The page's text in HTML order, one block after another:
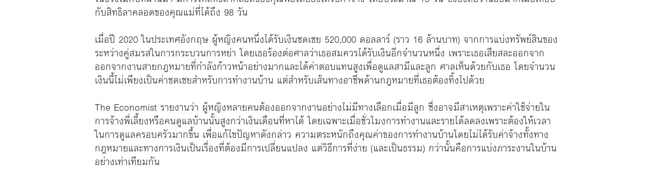
กับสิทธิลาคลอดของคุณแม่ที่ได้ถึง 98 วัน
เมื่อปี 2020 ในประเทศอังกฤษ ผู้หญิงคนหนึ่งได้รับเงินชดเชย 520,000 ดอลลาร์ (ราว 16 ล้านบาท) จากการแบ่งทรัพย์สินของ
ระหว่างคู่สมรสในการกระบวนการหย่า โดยเธอร้องต่อศาลว่าเธอสมควรได้รับเงินอีกจำนวนหนึ่ง เพราะเธอเสียสละออกจาก
ออกจากงานสายกฎหมายที่กำลังก้าวหน้าอย่างมากและได้ค่าตอบแทนสูงเพื่อดูแลสามีและลูก ศาลเห็นด้วยกับเธอ โดยจำนวน
เงินนี้ไม่เพียงเป็นค่าชดเชยสำหรับการทำงานบ้าน แต่สำหรับเส้นทางอาชีพด้านกฎหมายที่เธอต้องทิ้งไปด้วย
The Economist รายงานว่า ผู้หญิงหลายคนต้องออกจากงานอย่างไม่มีทางเลือกเมื่อมีลูก ซึ่งอาจมีสาเหตุเพราะค่าใช้จ่ายใน
การจ้างพี่เลี้ยงหรือคนดูแลบ้านนั้นสูงกว่าเงินเดือนที่หาได้ โดยเฉพาะเมื่อชั่วโมงการทำงานและรายได้ลดลงเพราะต้องให้เวลา
ในการดูแลครอบครัวมากขึ้น เพื่อแก้ไขปัญหาดังกล่าว ความตระหนักถึงคุณค่าของการทำงานบ้านโดยไม่ได้รับค่าจ้างทั้งทาง
กฎหมายและทางการเงินเป็นเรื่องที่ต้องมีการเปลี่ยนแปลง แต่วิธีการที่ง่าย (และเป็นธรรม) กว่านั้นคือการแบ่งภาระงานในบ้าน
อย่างเท่าเทียมกัน